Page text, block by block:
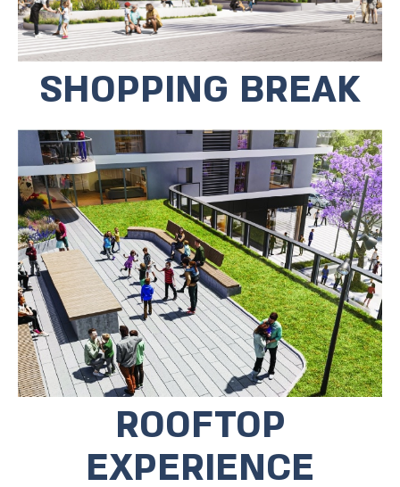
SHOPPING BREAK
לרווחת הדיירים, קיים Roof top פרטי. בגינת
הגג תוכלו למצוא
פינות ישיבה, גינת משחקים ומקום
לפעילות קהילתית.
ROOFTOP
EXPERIENCE